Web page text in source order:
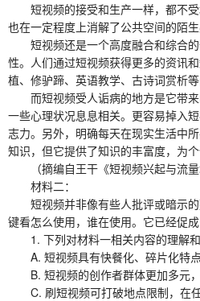
短视频的接受和生产一样，都不受
也在一定程度上消解了公共空间的陌
短视频还是一个高度融合和综合的
性。人们通过短视频获得更多的资讯
植、修驴蹄、英语教学、古诗词赏析
而短视频受人诟病的地方是它带来
一些心理状况息息相关。更容易掉入
志力。另外，明确每天在现实生活中
知识，但它提供了知识的丰富度，为
（摘编自王干《短视频兴起与流量
材料二：
短视频并非像有些人批评或暗示的
键看怎么使用，谁在使用。它已经促
1. 下列对材料一相关内容的理解和
A. 短视频具有快餐化、碎片化特点
B. 短视频的创作者群体更加多元，
C. 刷短视频可打破地点限制，在任